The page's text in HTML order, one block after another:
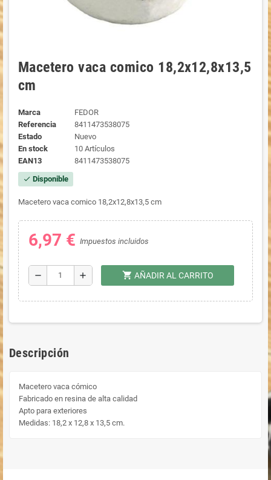
Macetero vaca comico 18,2x12,8x13,5
cm
Marca
FEDOR
Referencia
8411473538075
Estado
Nuevo
En stock
10 Artículos
EAN13
8411473538075
check Disponible
Macetero vaca comico 18,2x12,8x13,5 cm
6,97 € Impuestos incluidos
remove add shopping_cart AÑADIR AL CARRITO
Descripción
Macetero vaca cómico
Fabricado en resina de alta calidad
Apto para exteriores
Medidas: 18,2 x 12,8 x 13,5 cm.